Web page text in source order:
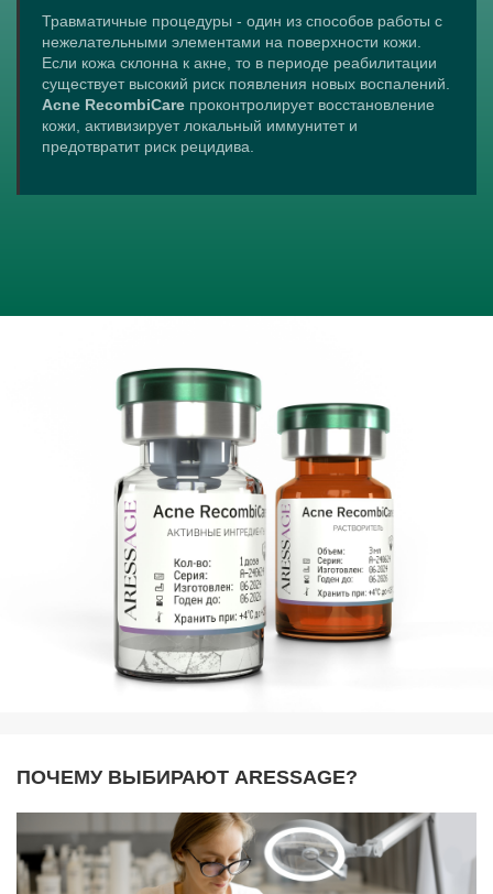
Травматичные процедуры - один из способов работы с
нежелательными элементами на поверхности кожи.
Если кожа склонна к акне, то в периоде реабилитации
существует высокий риск появления новых воспалений.
Acne RecombiCareпроконтролирует восстановление
кожи, активизирует локальный иммунитет и
предотвратит риск рецидива.
ПОЧЕМУ ВЫБИРАЮТ ARESSAGE?